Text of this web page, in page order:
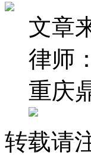
文章
律师：
重庆
转载请